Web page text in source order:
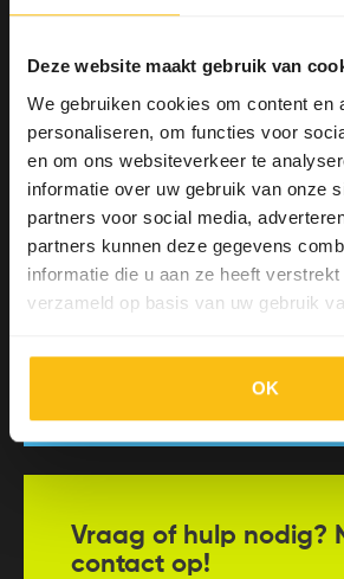
Deze website maakt gebruik van
We gebruiken cookies om content en
personaliseren, om functies voor
en om ons websiteverkeer te
informatie over uw gebruik van onze
partners voor social media,
partners kunnen deze gegevens
informatie die u aan ze heeft
verzameld op basis van uw gebruik
OK
Meld je nu aan voor
kennisupdates!
Alle nieuwe artikelen netjes in
mailbox? Meld je aan en
maandelijks een artikelupdate.
Vraag of hulp nodig?
contact op!